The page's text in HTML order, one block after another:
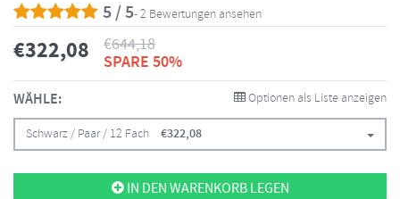
5 / 5- 2 Bewertungen ansehen
€322,08 €644,18
SPARE 50%
WÄHLE: Optionen als Liste anzeigen
Schwarz / Paar / 12 Fach €322,08
IN DEN WARENKORB LEGEN